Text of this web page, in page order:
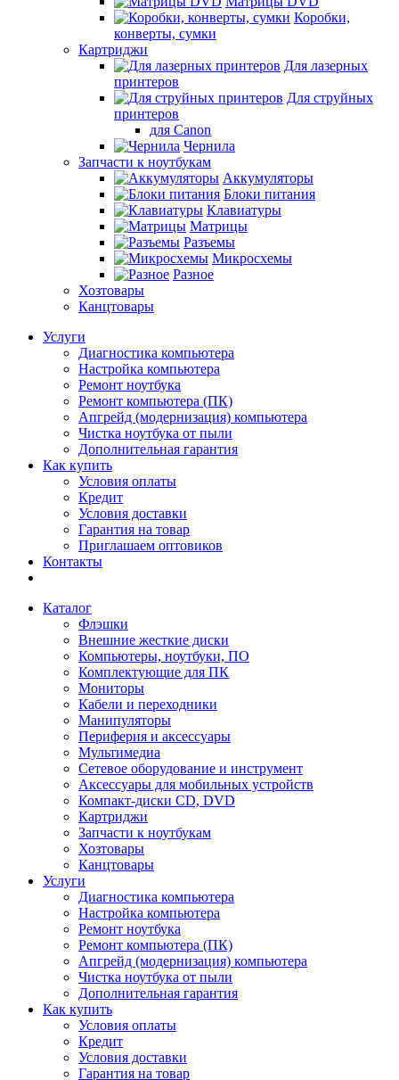
Коробки,
конверты, сумки
Картриджи
Для лазерных
принтеров
Для струйных
принтеров
для Canon
Чернила
Запчасти к ноутбукам
Аккумуляторы
Блоки питания
Клавиатуры
Матрицы
Разъемы
Микросхемы
Разное
Хозтовары
Канцтовары
Услуги
Диагностика компьютера
Настройка компьютера
Ремонт ноутбука
Ремонт компьютера (ПК)
Апгрейд (модернизация) компьютера
Чистка ноутбука от пыли
Дополнительная гарантия
Как купить
Условия оплаты
Кредит
Условия доставки
Гарантия на товар
Приглашаем оптовиков
Контакты
Каталог
Флэшки
Внешние жесткие диски
Компьютеры, ноутбуки, ПО
Комплектующие для ПК
Мониторы
Кабели и переходники
Манипуляторы
Периферия и аксессуары
Мультимедиа
Сетевое оборудование и инструмент
Аксессуары для мобильных устройств
Компакт-диски CD, DVD
Картриджи
Запчасти к ноутбукам
Хозтовары
Канцтовары
Услуги
Диагностика компьютера
Настройка компьютера
Ремонт ноутбука
Ремонт компьютера (ПК)
Апгрейд (модернизация) компьютера
Чистка ноутбука от пыли
Дополнительная гарантия
Как купить
Условия оплаты
Кредит
Условия доставки
Гарантия на товар